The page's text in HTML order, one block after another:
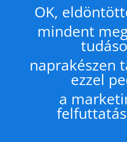
OK,
mindent
naprakészen
ezzel
a